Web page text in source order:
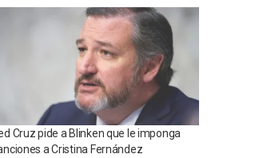
Cruz pide a Blinken que le imponga
a Cristina Fernández